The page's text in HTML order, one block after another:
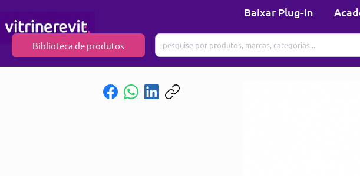
Baixar Plug-in
Biblioteca de produtos